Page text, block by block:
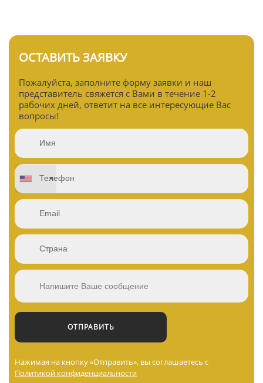
ОСТАВИТЬ ЗАЯВКУ
Пожалуйста, заполните форму заявки и наш
представитель свяжется с Вами в течение 1-2
рабочих дней, ответит на все интересующие Вас
вопросы!
Нажимая на кнопку «Отправить», вы соглашаетесь с
Политикой конфиденциальности